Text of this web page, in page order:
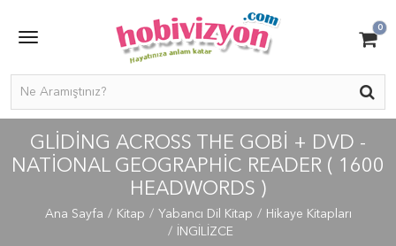
0
GLIDING ACROSS THE GOBI + DVD -
NATIONAL GEOGRAPHIC READER ( 1600
HEADWORDS )
Ana Sayfa Kitap Yabancı Dil Kitap
Hikaye Kitapları
İNGİLİZCE